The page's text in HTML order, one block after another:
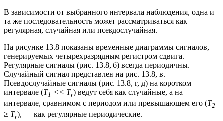
В зависимости от выбранного интервала наблюдения, одна и
та же последовательность может рассматриваться как
регулярная, случайная или псевдослучайная.
На рисунке 13.8 показаны временные диаграммы сигналов,
генерируемых четырехразрядным регистром сдвига.
Регулярные сигналы (рис. 13.8, б) всегда периодичны.
Случайный сигнал представлен на рис. 13.8, в.
Псевдослучайные сигналы (рис. 13.8, г, д) на коротком
интервале (T1 << Tr) ведут себя как случайные, а на
интервале, сравнимом с периодом или превышающем его (T2
≥ Tr), — как регулярные периодические.